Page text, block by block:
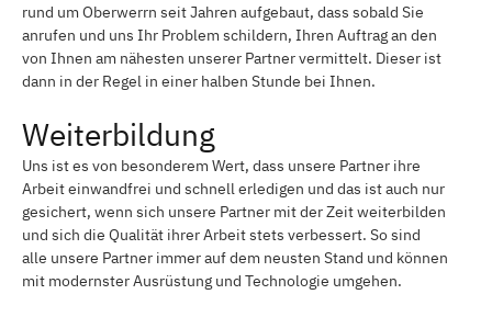
rund um Oberwerrn seit Jahren aufgebaut, dass sobald Sie
anrufen und uns Ihr Problem schildern, Ihren Auftrag an den
von Ihnen am nähesten unserer Partner vermittelt. Dieser ist
dann in der Regel in einer halben Stunde bei Ihnen.
Weiterbildung
Uns ist es von besonderem Wert, dass unsere Partner ihre
Arbeit einwandfrei und schnell erledigen und das ist auch nur
gesichert, wenn sich unsere Partner mit der Zeit weiterbilden
und sich die Qualität ihrer Arbeit stets verbessert. So sind
alle unsere Partner immer auf dem neusten Stand und können
mit modernster Ausrüstung und Technologie umgehen.